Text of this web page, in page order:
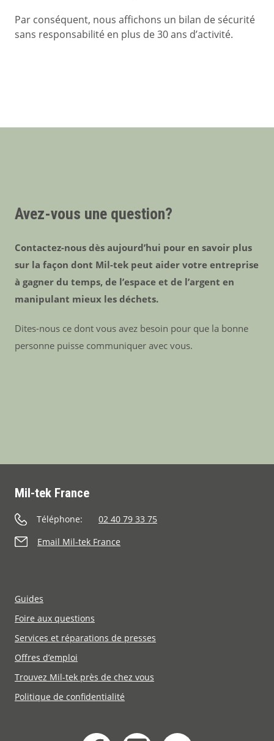
Par conséquent, nous affichons un bilan de sécurité
sans responsabilité en plus de 30 ans d’activité.
Avez-vous une question?
Contactez-nous dès aujourd’hui pour en savoir plus
sur la façon dont Mil-tek peut aider votre entreprise
à gagner du temps, de l’espace et de l’argent en
manipulant mieux les déchets.
Dites-nous ce dont vous avez besoin pour que la bonne
personne puisse communiquer avec vous.
Mil-tek France
Téléphone:
02 40 79 33 75
Email Mil-tek France
Guides
Foire aux questions
Services et réparations de presses
Offres d’emploi
Trouvez Mil-tek près de chez vous
Politique de confidentialité